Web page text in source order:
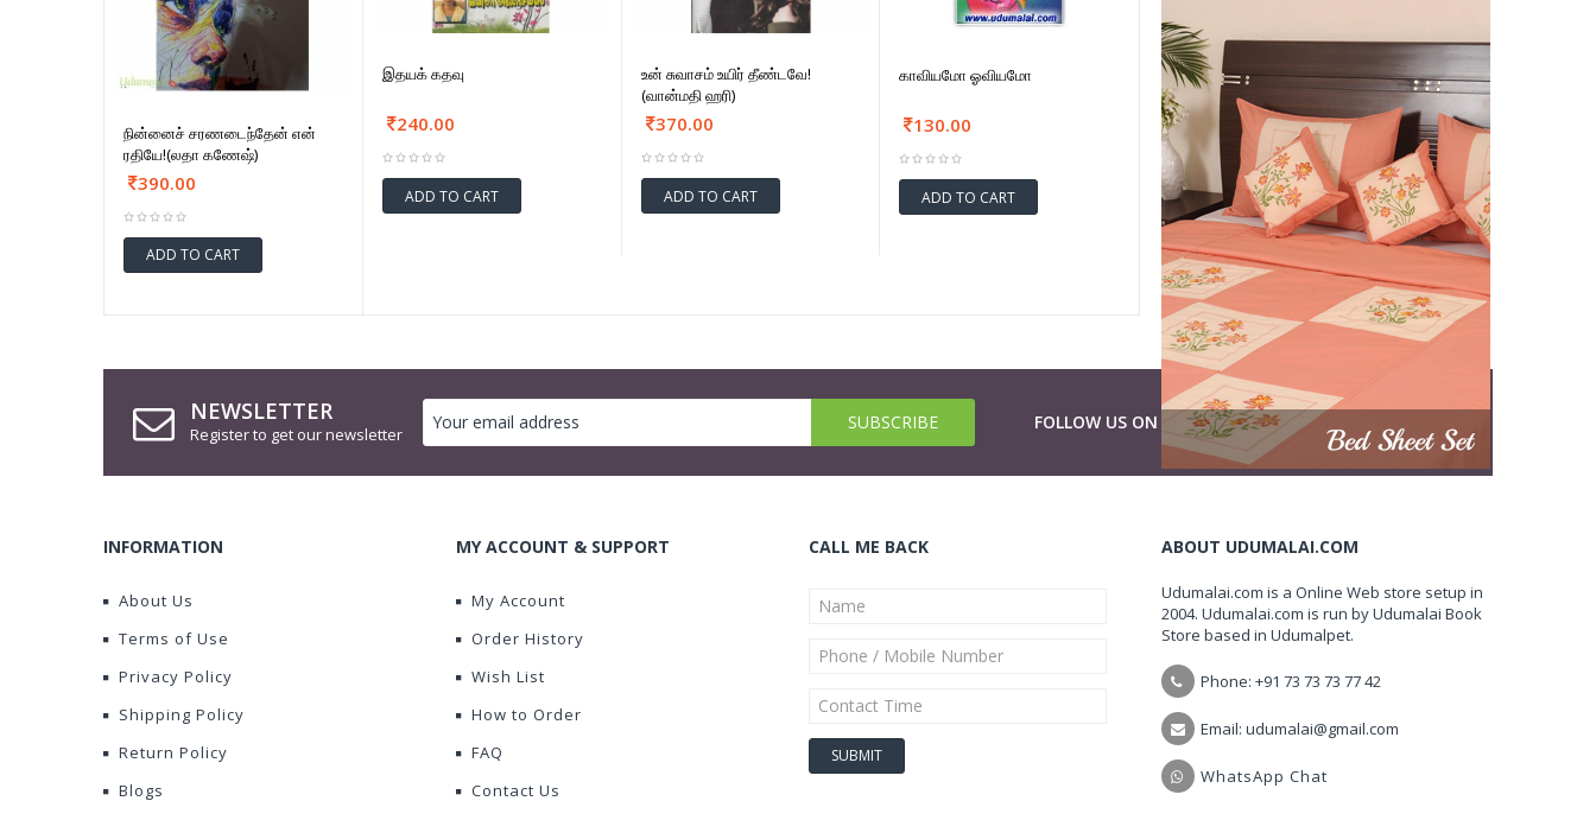
நின்னைச் சரணடைந்தேன் என்
ரதியே!(லதா கணேஷ்)
390.00
ADD TO CART
இதயக் கதவு
240.00
ADD TO CART
உன் சுவாசம் உயிர் தீண்டவே!
(வான்மதி ஹரி)
370.00
ADD TO CART
காவியமோ ஓவியமோ
130.00
ADD TO CART
NEWSLETTER
Register to get our newsletter
FOLLOW US ON
INFORMATION
About Us
Terms of Use
Privacy Policy
Shipping Policy
Return Policy
Blogs
MY ACCOUNT & SUPPORT
My Account
Order History
Wish List
How to Order
FAQ
Contact Us
CALL ME BACK ABOUT UDUMALAI.COM
Udumalai.com is a Online Web store setup in
2004. Udumalai.com is run by Udumalai Book
Store based in Udumalpet.
Phone: +91 73 73 73 77 42
Email: udumalai@gmail.com
WhatsApp Chat